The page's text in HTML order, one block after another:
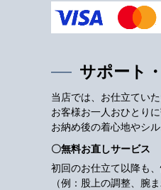
サポート
当店では、お仕立てい
お客様お一人おひとり
お納め後の着心地やシ
〇無料お直しサービス
初回のお仕立て以降も
（例：股上の調整、腕